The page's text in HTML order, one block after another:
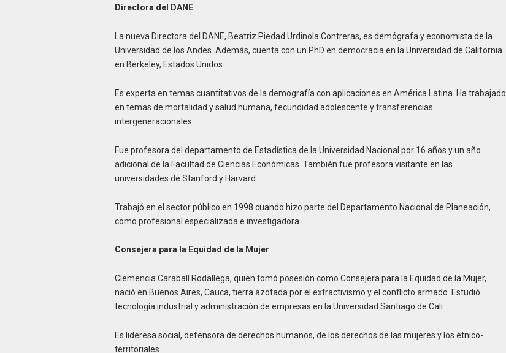
Directora del DANE
La nueva Directora del DANE, Beatriz Piedad Urdinola Contreras, es demógrafa y economista de la
Universidad de los Andes. Además, cuenta con un PhD en democracia en la Universidad de California
en Berkeley, Estados Unidos.
Es experta en temas cuantitativos de la demografía con aplicaciones en América Latina. Ha trabajado
en temas de mortalidad y salud humana, fecundidad adolescente y transferencias
intergeneracionales.
Fue profesora del departamento de Estadística de la Universidad Nacional por 16 años y un año
adicional de la Facultad de Ciencias Económicas. También fue profesora visitante en las
universidades de Stanford y Harvard.
Trabajó en el sector público en 1998 cuando hizo parte del Departamento Nacional de Planeación,
como profesional especializada e investigadora.
Consejera para la Equidad de la Mujer
Clemencia Carabalí Rodallega, quien tomó posesión como Consejera para la Equidad de la Mujer,
nació en Buenos Aires, Cauca, tierra azotada por el extractivismo y el conflicto armado. Estudió
tecnología industrial y administración de empresas en la Universidad Santiago de Cali.
Es lideresa social, defensora de derechos humanos, de los derechos de las mujeres y los étnico-
territoriales.